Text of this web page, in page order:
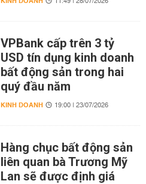
VPBank cấp trên 3 tỷ
USD tín dụng kinh doanh
bất động sản trong hai
quý đầu năm
KINH DOANH 19:00 | 23/07/2026
Hàng chục bất động sản
liên quan bà Trương Mỹ
Lan sẽ được định giá